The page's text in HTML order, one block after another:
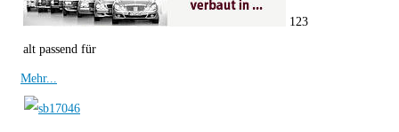
alt passend für
123
Mehr...